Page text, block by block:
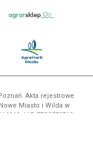
Akta rejestrowe
Miasto i Wilda w
NIP 7792573719,